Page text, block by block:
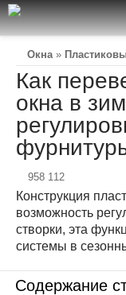
Окна»
Как
окна в
958 112
Конструкция
возможность
створки, эта
системы в
Содержание